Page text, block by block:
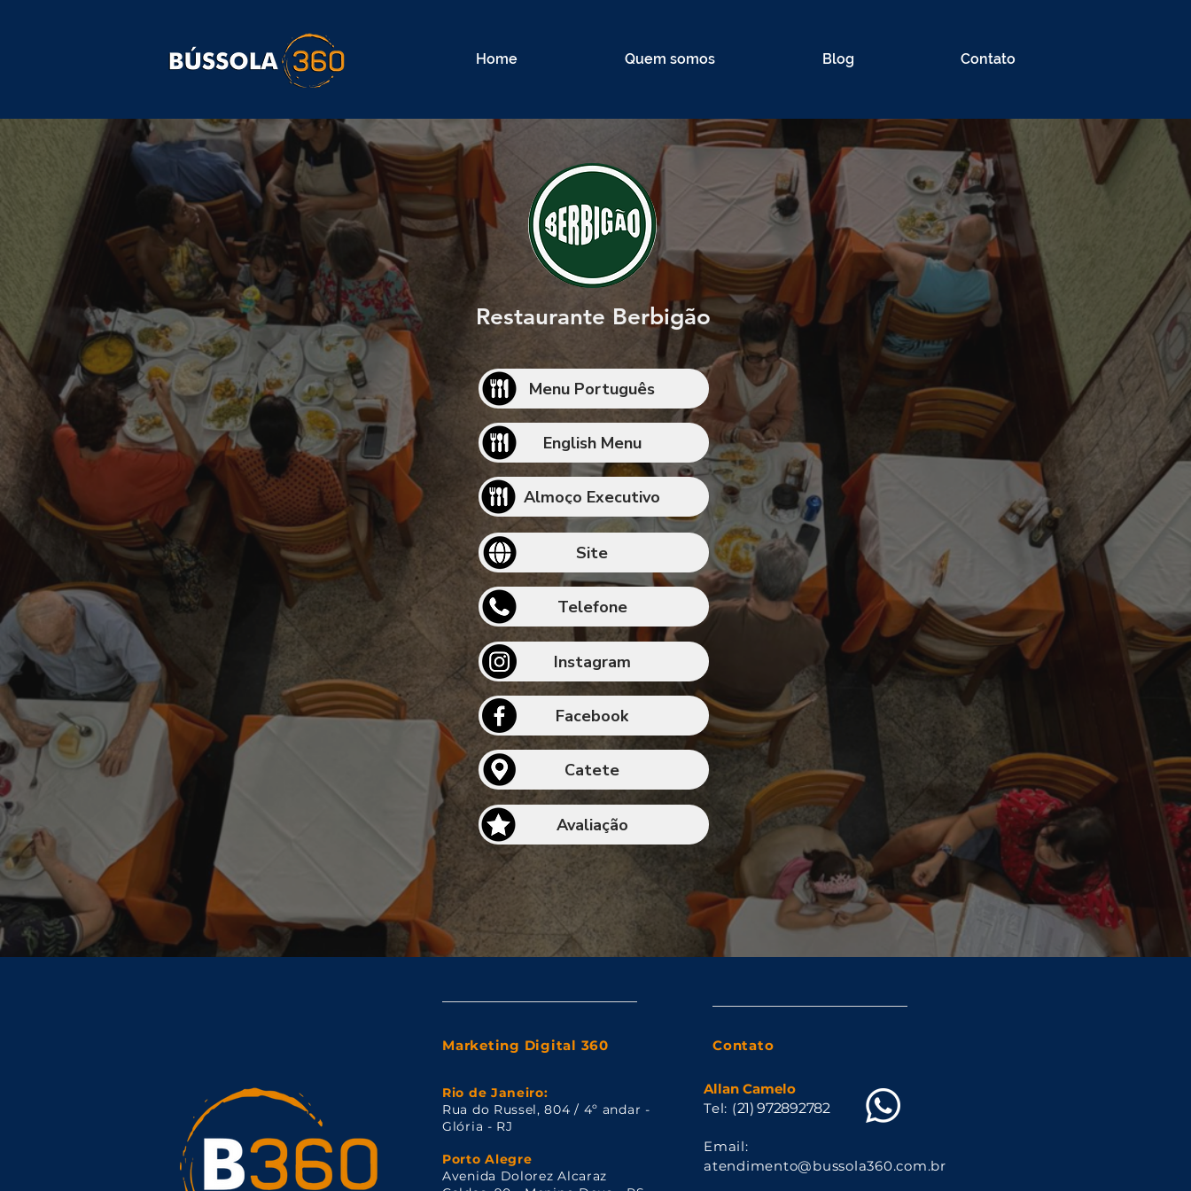
Home Quem somos Blog Contato
Restaurante Berbigão
Menu Português
English Menu
Almoço Executivo
Instagram
Facebook
Catete
Avaliação
Telefone
Site
Marketing Digital 360
​Rio de Janeiro:
Rua do Russel, 804 / 4º andar -
Glória - RJ
Porto Alegre
Avenida Dolorez Alcaraz
Contato
Allan Camelo
Tel: (21) 972892782
Email:
atendimento@bussola360.com.br